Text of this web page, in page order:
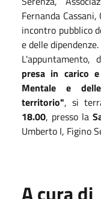
Fernanda
incontro pubblico
e delle dipendenze.
L'appuntamento,
presa in carico
Mentale e
territorio", si
18.00, presso la
Umberto I, Figino